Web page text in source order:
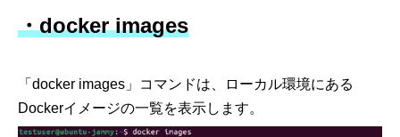
・docker images
「docker images」コマンドは、ローカル環境にある
Dockerイメージの一覧を表示します。